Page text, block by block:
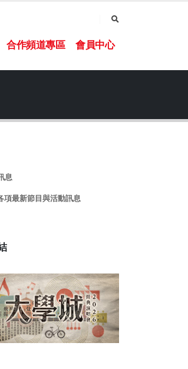
合作頻道專區 會員中心
息
項最新節目與活動訊息